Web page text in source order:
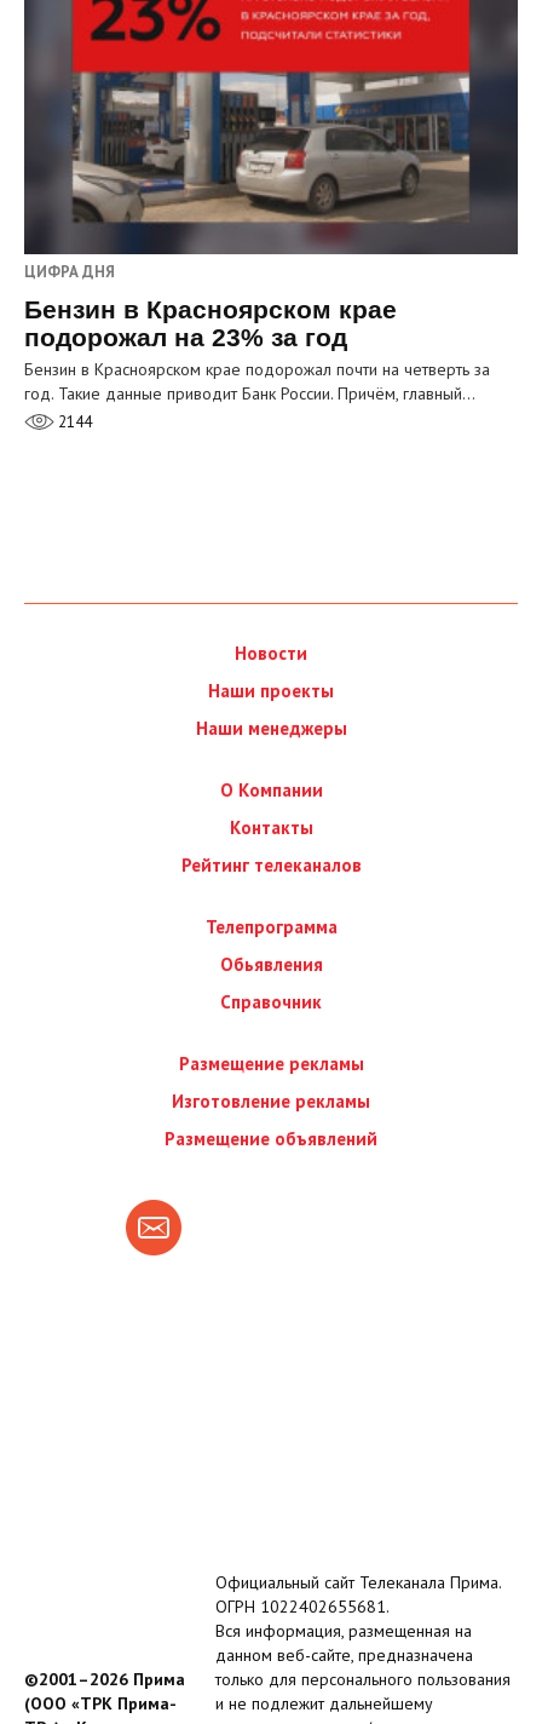
ЦИФРА ДНЯ
Бензин в Красноярском крае
подорожал на 23% за год
Бензин в Красноярском крае подорожал почти на четверть за
год. Такие данные приводит Банк России. Причём, главный…
2144
Новости
Наши проекты
Наши менеджеры
О Компании
Контакты
Рейтинг телеканалов
Телепрограмма
Обьявления
Справочник
Размещение рекламы
Изготовление рекламы
Размещение объявлений
©2001–2026 Прима
(ООО «ТРК Прима-
Официальный сайт Телеканала Прима.
ОГРН 1022402655681.
Вся информация, размещенная на
данном веб-сайте, предназначена
только для персонального пользования
и не подлежит дальнейшему